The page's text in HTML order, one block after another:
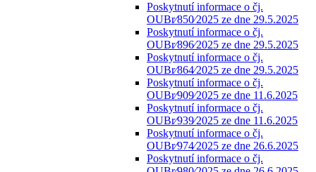
Poskytnutí informace o čj.
OUBr⁄850⁄2025 ze dne 29.5.2025
Poskytnutí informace o čj.
OUBr⁄896⁄2025 ze dne 29.5.2025
Poskytnutí informace o čj.
OUBr⁄864⁄2025 ze dne 29.5.2025
Poskytnutí informace o čj.
OUBr⁄909⁄2025 ze dne 11.6.2025
Poskytnutí informace o čj.
OUBr⁄939⁄2025 ze dne 11.6.2025
Poskytnutí informace o čj.
OUBr⁄974⁄2025 ze dne 26.6.2025
Poskytnutí informace o čj.